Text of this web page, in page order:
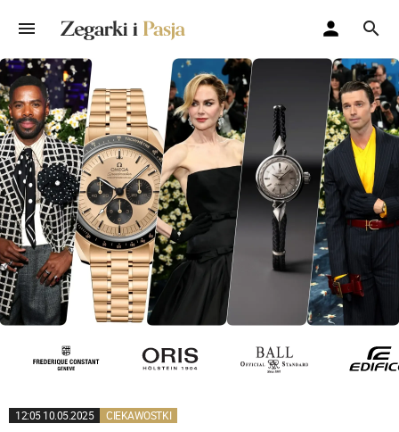
12:05 10.05.2025 CIEKAWOSTKI